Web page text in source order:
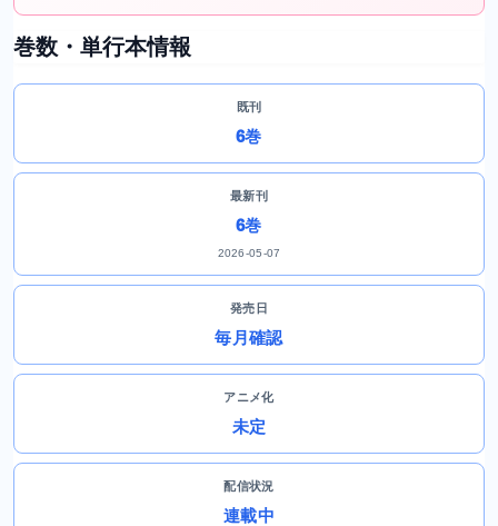
巻数・単行本情報
既刊
6巻
最新刊
6巻
2026-05-07
発売日
毎月確認
アニメ化
未定
配信状況
連載中